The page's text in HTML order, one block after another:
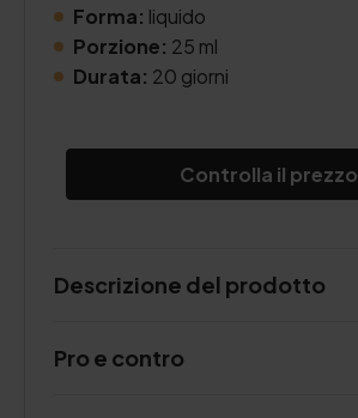
Forma: liquido
Porzione: 25 ml
Durata: 20 giorni
Controlla il prezzo
Descrizione del prodotto
Pro e contro